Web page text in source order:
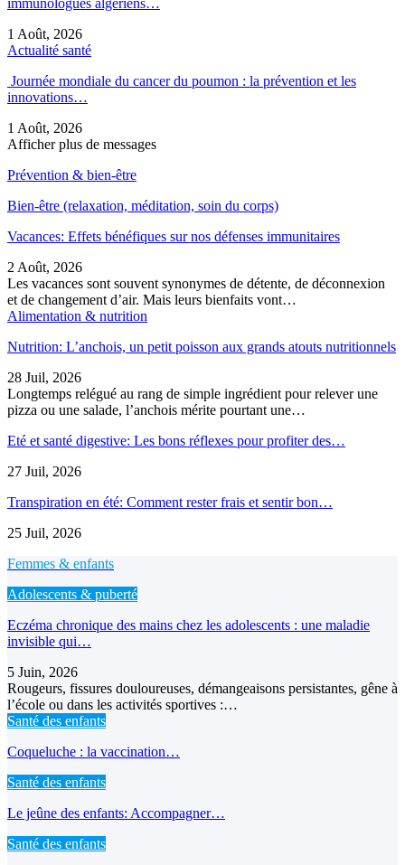
1 Août, 2026
Actualité santé
Journée mondiale du cancer du poumon : la prévention et les
innovations…
1 Août, 2026
Afficher plus de messages
Prévention & bien-être
Bien-être (relaxation, méditation, soin du corps)
Vacances: Effets bénéfiques sur nos défenses immunitaires
2 Août, 2026
Les vacances sont souvent synonymes de détente, de déconnexion
et de changement d’air. Mais leurs bienfaits vont…
Alimentation & nutrition
Nutrition: L’anchois, un petit poisson aux grands atouts nutritionnels
28 Juil, 2026
Longtemps relégué au rang de simple ingrédient pour relever une
pizza ou une salade, l’anchois mérite pourtant une…
Eté et santé digestive: Les bons réflexes pour profiter des…
27 Juil, 2026
Transpiration en été: Comment rester frais et sentir bon…
25 Juil, 2026
Femmes & enfants
Adolescents & puberté
Eczéma chronique des mains chez les adolescents : une maladie
invisible qui…
5 Juin, 2026
Rougeurs, fissures douloureuses, démangeaisons persistantes, gêne à
l’école ou dans les activités sportives :…
Santé des enfants
Coqueluche : la vaccination…
Santé des enfants
Le jeûne des enfants: Accompagner…
Santé des enfants